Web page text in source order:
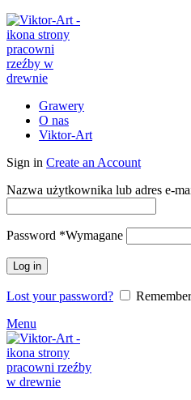
Grawery
O nas
Viktor-Art
Sign in Create an Account
Nazwa użytkownika lub adres e-
Password *Wymagane
Log in
Lost your password?
Menu